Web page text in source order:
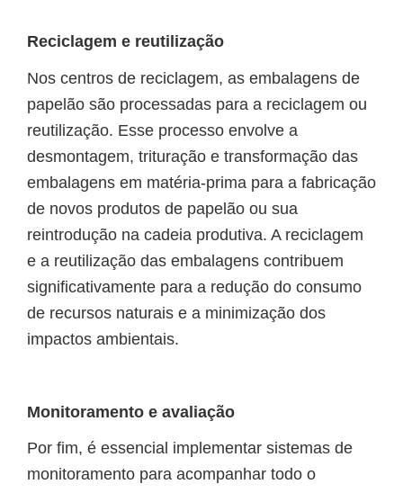
Reciclagem e reutilização
Nos centros de reciclagem, as embalagens de
papelão são processadas para a reciclagem ou
reutilização. Esse processo envolve a
desmontagem, trituração e transformação das
embalagens em matéria-prima para a fabricação
de novos produtos de papelão ou sua
reintrodução na cadeia produtiva. A reciclagem
e a reutilização das embalagens contribuem
significativamente para a redução do consumo
de recursos naturais e a minimização dos
impactos ambientais.
Monitoramento e avaliação
Por fim, é essencial implementar sistemas de
monitoramento para acompanhar todo o